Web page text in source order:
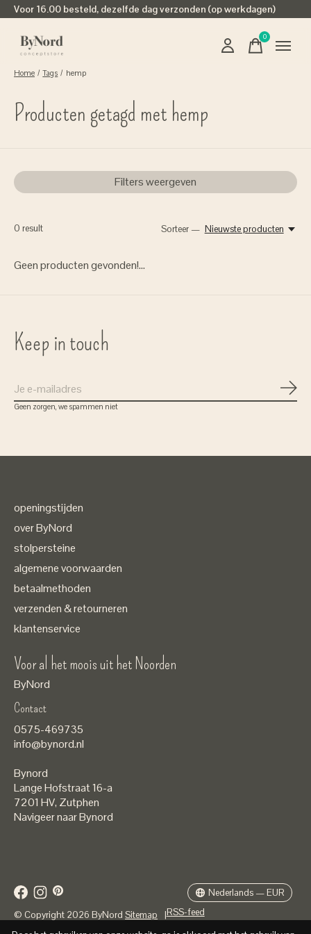
Voor 16.00 besteld, dezelfde dag verzonden (op werkdagen)
0items
Home / Tags / hemp
Producten getagd met hemp
Filters weergeven
0 result Sorteer — Nieuwste producten
Geen producten gevonden!...
Keep in touch
Geen zorgen, we spammen niet
openingstijden
over ByNord
stolpersteine
algemene voorwaarden
betaalmethoden
verzenden & retourneren
klantenservice
Voor al het moois uit het Noorden
ByNord
Contact
0575-469735
info@bynord.nl
Bynord
Lange Hofstraat 16-a
7201 HV, Zutphen
Navigeer naar Bynord
© Copyright 2026 ByNord Sitemap |RSS-feed
Nederlands — EUR